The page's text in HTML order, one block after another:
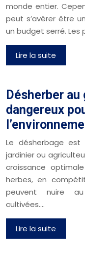
monde entier.
peut s’avérer être
un budget serré. Les
Lire la suite
Désherber
dangereux
Le désherbage
jardinier ou
croissance
herbes, en
peuvent nuire
cultivées….
Lire la suite